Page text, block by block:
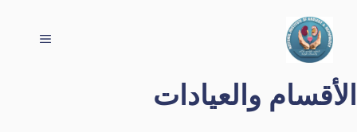
المحتوى
القائمة
الأقسام والعيادات